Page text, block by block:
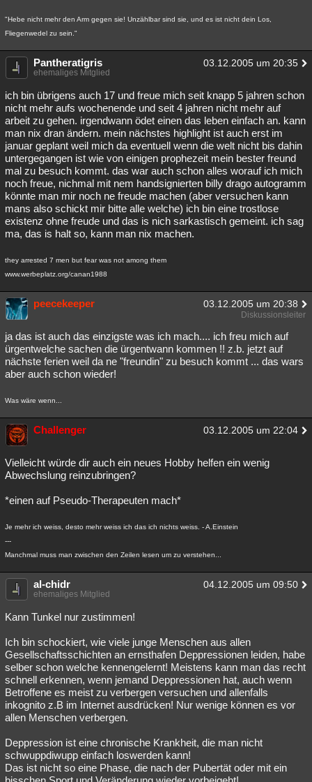
"Hebe nicht mehr den Arm gegen sie! Unzählbar sind sie, und es ist nicht dein Los,
Fliegenwedel zu sein."
Pantheratigris 03.12.2005 um 20:35
ehemaliges Mitglied
ich bin übrigens auch 17 und freue mich seit knapp 5 jahren schon
nicht mehr aufs wochenende und seit 4 jahren nicht mehr auf
arbeit zu gehen. irgendwann ödet einen das leben einfach an. kann
man nix dran ändern. mein nächstes highlight ist auch erst im
januar geplant weil mich da eventuell wenn die welt nicht bis dahin
untergegangen ist wie von einigen prophezeit mein bester freund
mal zu besuch kommt. das war auch schon alles worauf ich mich
noch freue, nichmal mit nem handsignierten billy drago autogramm
könnte man mir noch ne freude machen (aber versuchen kann
mans also schickt mir bitte alle welche) ich bin eine trostlose
existenz ohne freude und das is nich sarkastisch gemeint. ich sag
ma, das is halt so, kann man nix machen.
they arrested 7 men but fear was not among them
www.werbeplatz.org/canan1988
peecekeeper 03.12.2005 um 20:38
Diskussionsleiter
ja das ist auch das einzigste was ich mach.... ich freu mich auf
ürgentwelche sachen die ürgentwann kommen !! z.b. jetzt auf
nächste ferien weil da ne "freundin" zu besuch kommt ... das wars
aber auch schon wieder!
Was wäre wenn...
Challenger 03.12.2005 um 22:04
Vielleicht würde dir auch ein neues Hobby helfen ein wenig
Abwechslung reinzubringen?
*einen auf Pseudo-Therapeuten mach*
Je mehr ich weiss, desto mehr weiss ich das ich nichts weiss. - A.Einstein
---
Manchmal muss man zwischen den Zeilen lesen um zu verstehen...
al-chidr 04.12.2005 um 09:50
ehemaliges Mitglied
Kann Tunkel nur zustimmen!
Ich bin schockiert, wie viele junge Menschen aus allen
Gesellschaftsschichten an ernsthafen Deppressionen leiden, habe
selber schon welche kennengelernt! Meistens kann man das recht
schnell erkennen, wenn jemand Deppressionen hat, auch wenn
Betroffene es meist zu verbergen versuchen und allenfalls
inkognito z.B im Internet ausdrücken! Nur wenige können es vor
allen Menschen verbergen.
Deppression ist eine chronische Krankheit, die man nicht
schwuppdiwupp einfach loswerden kann!
Das ist nicht so eine Phase, die nach der Pubertät oder mit ein